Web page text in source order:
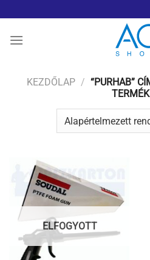
to
content
KEZDŐLAP / “PURHAB”
ELFOGYOTT